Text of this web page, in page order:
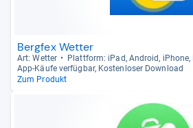
Bergfex Wetter
Art: Wet­ter Platt­form: iPad, Android,
App-​Käufe ver­füg­bar, Kos­ten­lo­ser Dow­n­load
Zum Produkt